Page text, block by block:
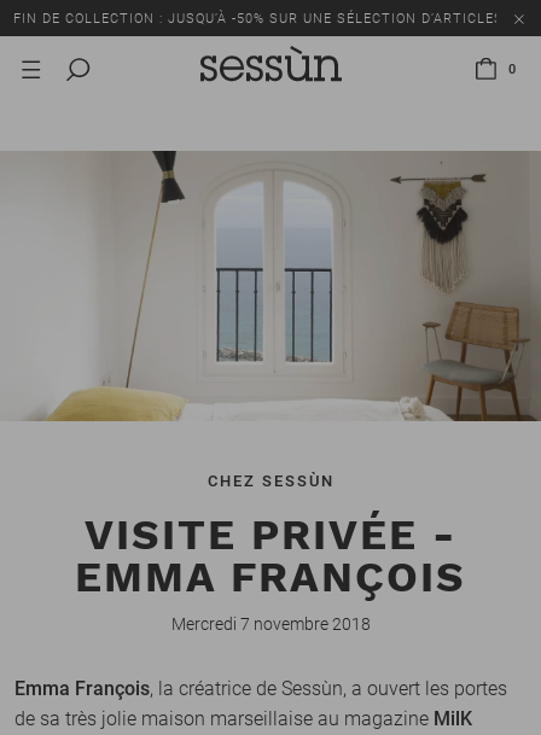
FIN DE COLLECTION : JUSQU’À -50% SUR UNE SÉLECTION D’ARTICLES
0
CHEZ SESSÙN
VISITE PRIVÉE -
EMMA FRANÇOIS
Mercredi 7 novembre 2018
Emma François, la créatrice de Sessùn, a ouvert les portes
de sa très jolie maison marseillaise au magazine MilK